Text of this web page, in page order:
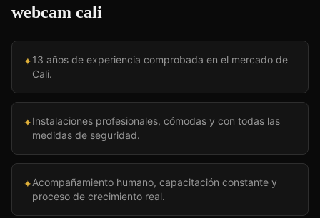
webcam cali
✦13 años de experiencia comprobada en el mercado de
Cali.
✦Instalaciones profesionales, cómodas y con todas las
medidas de seguridad.
✦Acompañamiento humano, capacitación constante y
proceso de crecimiento real.